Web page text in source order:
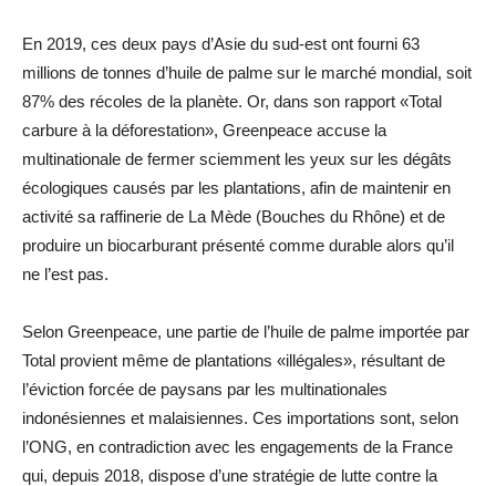
En 2019, ces deux pays d’Asie du sud-est ont fourni 63
millions de tonnes d’huile de palme sur le marché mondial, soit
87% des récoles de la planète. Or, dans son rapport «Total
carbure à la déforestation», Greenpeace accuse la
multinationale de fermer sciemment les yeux sur les dégâts
écologiques causés par les plantations, afin de maintenir en
activité sa raffinerie de La Mède (Bouches du Rhône) et de
produire un biocarburant présenté comme durable alors qu’il
ne l’est pas.
Selon Greenpeace, une partie de l’huile de palme importée par
Total provient même de plantations «illégales», résultant de
l’éviction forcée de paysans par les multinationales
indonésiennes et malaisiennes. Ces importations sont, selon
l’ONG, en contradiction avec les engagements de la France
qui, depuis 2018, dispose d’une stratégie de lutte contre la